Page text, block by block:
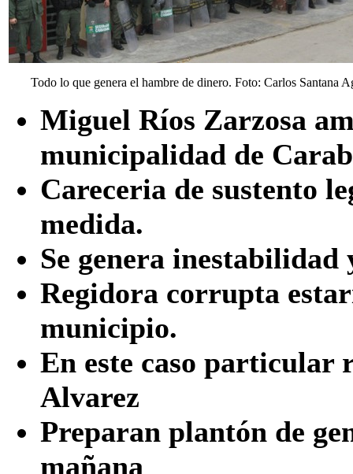
Todo lo que genera el hambre de dinero. Foto: Carlos Santana
Miguel Ríos Zarzosa
municipalidad de
Careceria de sustento
medida.
Se genera inestabilidad
Regidora corrupta
municipio.
En este caso particular
Alvarez
Preparan plantón de
mañana